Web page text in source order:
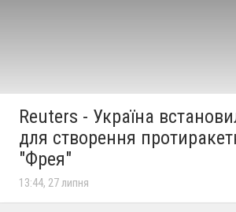
Reuters - Україна
для створення
"Фрея"
13:44, 27 липня